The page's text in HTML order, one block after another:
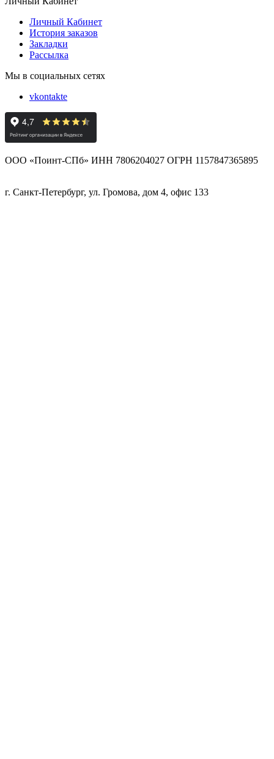
Личный Кабинет
История заказов
Закладки
Рассылка
Мы в социальных сетях
vkontakte
ООО «Поинт-СПб» ИНН 7806204027 ОГРН 1157847365895
г. Санкт-Петербург, ул. Громова, дом 4, офис 133